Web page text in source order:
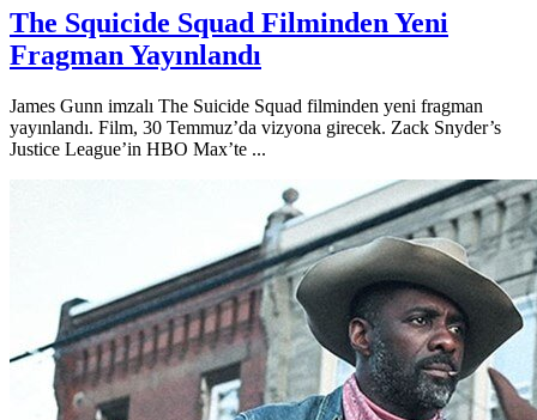
The Squicide Squad Filminden Yeni
Fragman Yayınlandı
James Gunn imzalı The Suicide Squad filminden yeni fragman
yayınlandı. Film, 30 Temmuz’da vizyona girecek. Zack Snyder’s
Justice League’in HBO Max’te ...